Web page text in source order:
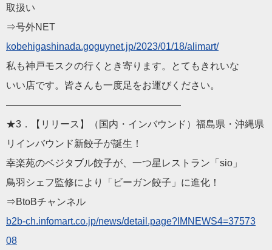
取扱い
⇒号外NET
kobehigashinada.goguynet.jp/2023/01/18/alimart/
私も神戸モスクの行くとき寄ります。とてもきれいな
いい店です。皆さんも一度足をお運びください。
——————————————————
★3．【リリース】（国内・インバウンド）福島県・沖縄県
リインバウンド新餃子が誕生！
幸楽苑のベジタブル餃子が、一つ星レストラン「sio」
鳥羽シェフ監修により「ビーガン餃子」に進化！
⇒BtoBチャンネル
b2b-ch.infomart.co.jp/news/detail.page?IMNEWS4=37573
08